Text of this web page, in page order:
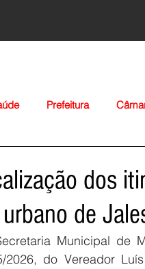
Prefeitura
dos
de
Municipal de
2026, do Vereador